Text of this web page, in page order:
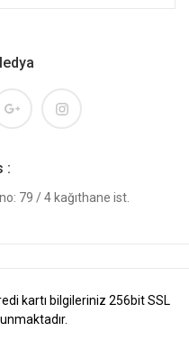
:
79 / 4 kağıthane ist.
kartı bilgileriniz 256bit SSL